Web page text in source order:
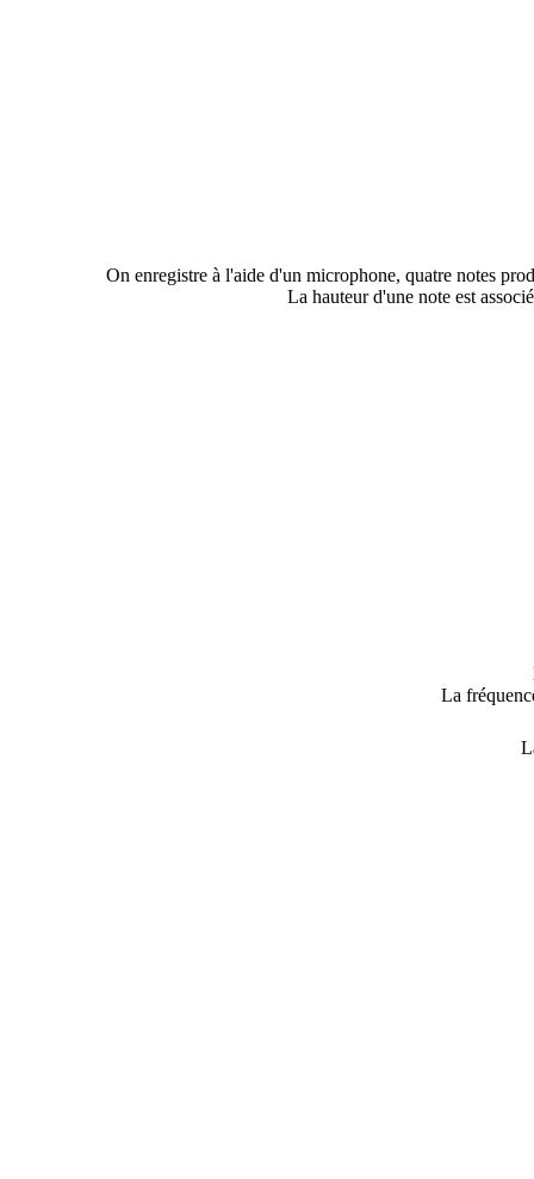
On enregistre à l'aide d'un microphone, quatre notes
La hauteur d'une note est
La